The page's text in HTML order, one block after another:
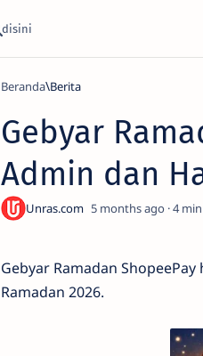
Beranda Berita
Gebyar
Admin dan
5 months ago 4
Gebyar Ramadan
Ramadan 2026.